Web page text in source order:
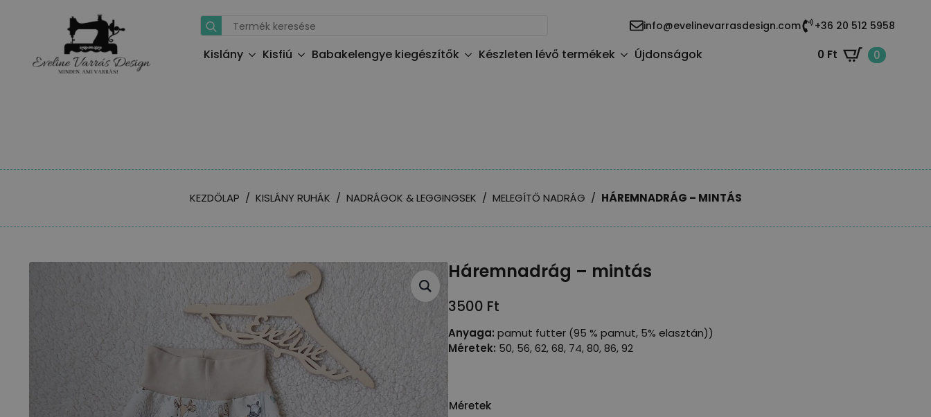
Search
for:
info@evelinevarrasdesign.com +36 20 512 5958
Kislány Kisfiú Babakelengye kiegészítők Készleten lévő termékek Újdonságok 0 Ft 0
KEZDŐLAP KISLÁNY RUHÁK NADRÁGOK & LEGGINGSEK MELEGÍTŐ NADRÁG HÁREMNADRÁG – MINTÁS
Háremnadrág – mintás
3500 Ft
Anyaga: pamut futter (95 % pamut, 5% elasztán))
Méretek: 50, 56, 62, 68, 74, 80, 86, 92
Méretek